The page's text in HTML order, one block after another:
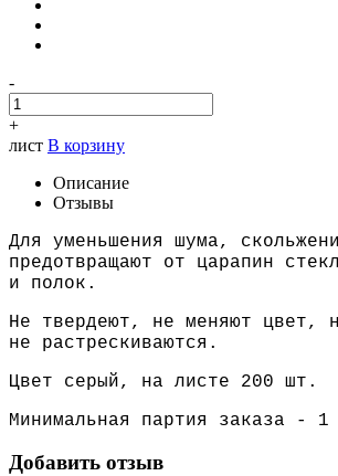
-
+
лист В корзину
Описание
Отзывы
Для уменьшения шума,
предотвращают от царапин
и полок.
Не твердеют, не меняют цвет,
не растрескиваются.
Цвет серый, на листе 200 шт.
Минимальная партия заказа - 1
Добавить отзыв